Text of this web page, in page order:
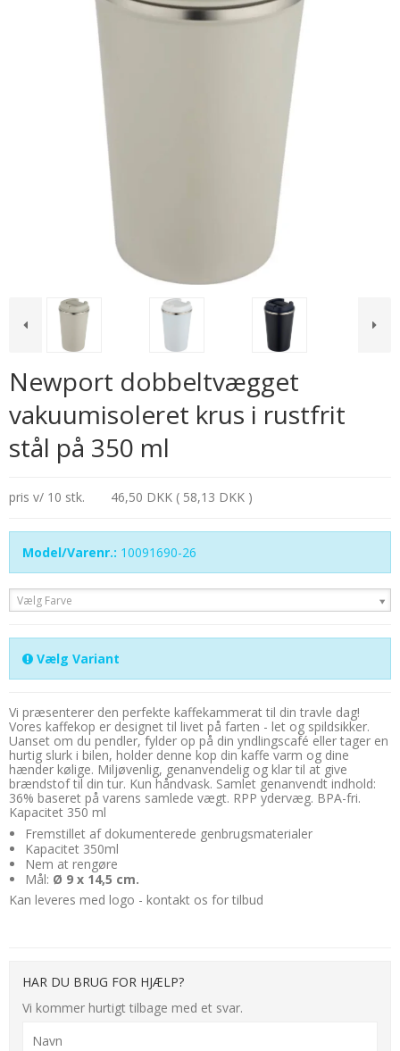
Newport dobbeltvægget
vakuumisoleret krus i rustfrit
stål på 350 ml
pris v/ 10 stk. 46,50 DKK ( 58,13 DKK )
Model/Varenr.: 10091690-26
Vælg Farve
Vælg Variant
Vi præsenterer den perfekte kaffekammerat til din travle dag!
Vores kaffekop er designet til livet på farten - let og spildsikker.
Uanset om du pendler, fylder op på din yndlingscafé eller tager en
hurtig slurk i bilen, holder denne kop din kaffe varm og dine
hænder kølige. Miljøvenlig, genanvendelig og klar til at give
brændstof til din tur. Kun håndvask. Samlet genanvendt indhold:
36% baseret på varens samlede vægt. RPP ydervæg. BPA-fri.
Kapacitet 350 ml
Fremstillet af dokumenterede genbrugsmaterialer
Kapacitet 350ml
Nem at rengøre
Mål: Ø 9 x 14,5 cm.
Kan leveres med logo - kontakt os for tilbud
HAR DU BRUG FOR HJÆLP?
Vi kommer hurtigt tilbage med et svar.